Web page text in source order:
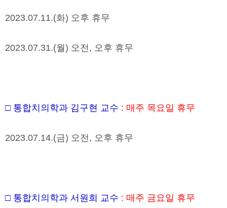
2023.07.11.(화) 오후 휴무
2023.07.31.(월) 오전, 오후 휴무
□ 통합치의학과 김구현 교수 : 매주 목요일 휴무
2023.07.14.(금) 오전, 오후 휴무
□ 통합치의학과 서원희 교수 : 매주 금요일 휴무